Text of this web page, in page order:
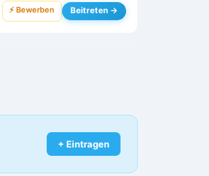
⚡ Bewerben Beitreten →
+ Eintragen